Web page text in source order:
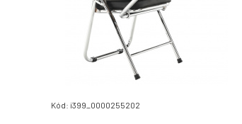
Kód: i399_0000255202